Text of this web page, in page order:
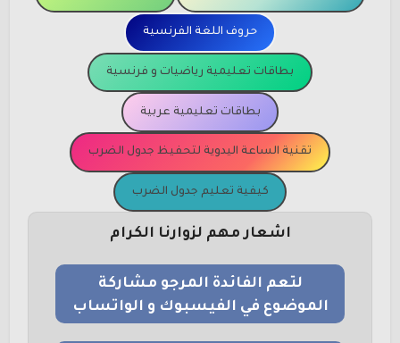
حروف اللغة الفرنسية
بطاقات تعليمية رياضيات و فرنسية
بطاقات تعليمية عربية
تقنية الساعة اليدوية لتحفيظ جدول الضرب
كيفية تعليم جدول الضرب
اشعار مهم لزوارنا الكرام
لتعم الفائدة المرجو مشاركة
الموضوع في الفيسبوك و الواتساب